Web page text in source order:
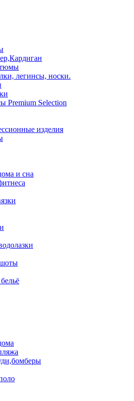
легинсы, носки.
Premium Selection
изделия
и сна